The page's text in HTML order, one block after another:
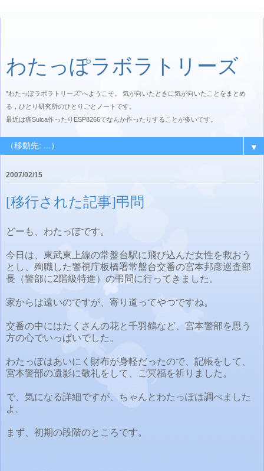
わたっぽラボラトリーズ
”わたっぽラボラトリーズ”へようこそ。 気が向いたときに気が向いたことをまとめ
る，ひとり研究所のひとりごとノートです。
最近は痛Suica作ったりESP8266でなんか作ったりすることが多いです。
▼
2007/02/15
[移行された記事]弔問
どーも、わたっぽです。
今日は、東武東上線の常盤台駅に飛び込んだ女性を救おう
とし、殉職した警視庁板橋署常盤台交番の宮本邦彦巡査部
長（警部に2階級特進）の弔問に行ってきました。
家からは遠いのですが、寄り道ってやつですね。
交番の中にはたくさんの花と千羽鶴など、宮本警部を思う
方の心でいっぱいでした。
わたっぽはあいにく財布が身軽だったので、記帳をして、
宮本警部の遺影に敬礼をして、ご冥福を祈りました。
で、気になる詳細ですが、ちゃんとわたっぽは調べました
よ。
まず、初期の段階のところです。